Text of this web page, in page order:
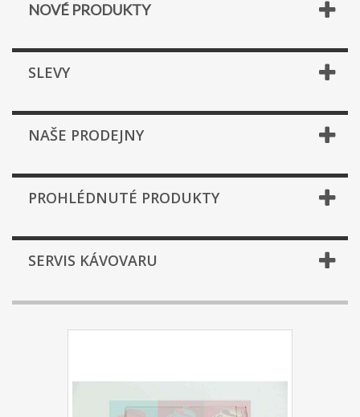
NOVÉ PRODUKTY
SLEVY
NAŠE PRODEJNY
PROHLÉDNUTÉ PRODUKTY
SERVIS KÁVOVARU